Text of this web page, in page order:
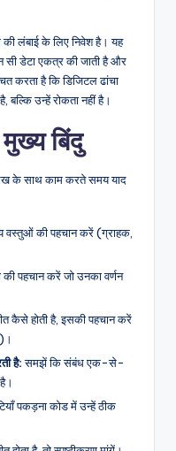
लंबाई के लिए निवेश है। यह
सी डेटा एकत्र की जाती है और
करता है कि डिजिटल ढांचा
बल्कि उन्हें रोकता नहीं है।
बिंदु
के साथ काम करते समय याद
वस्तुओं की पहचान करें (ग्राहक,
पहचान करें जो उनका वर्णन
कैसे होती है, इसकी पहचान करें
है:समझें कि संबंध एक-से-
पकड़ना कोड में उन्हें ठीक